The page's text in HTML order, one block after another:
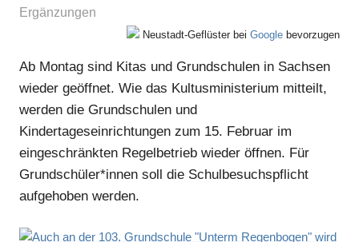
Ergänzungen
Neustadt-Geflüster bei Google bevorzugen
Ab Montag sind Kitas und Grundschulen in Sachsen
wieder geöffnet. Wie das Kultusministerium mitteilt,
werden die Grundschulen und
Kindertageseinrichtungen zum 15. Februar im
eingeschränkten Regelbetrieb wieder öffnen. Für
Grundschüler*innen soll die Schulbesuchspflicht
aufgehoben werden.